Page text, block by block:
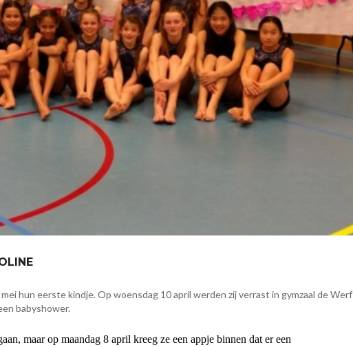
hun eerste kindje. Op woensdag 10 april werden zij verrast in gymzaal de Werf
babyshower.
maar op maandag 8 april kreeg ze een appje binnen dat er een